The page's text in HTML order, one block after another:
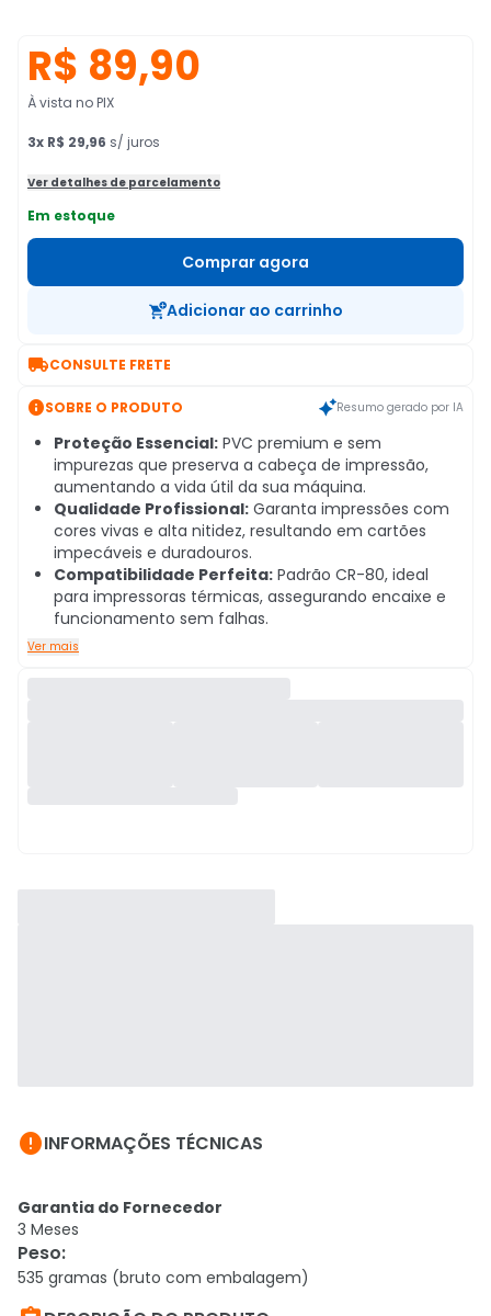
R$ 89,90
À vista no PIX
3x R$ 29,96 s/ juros
Ver detalhes de parcelamento
Em estoque
Comprar agora
Adicionar ao carrinho
CONSULTE FRETE
SOBRE O PRODUTO Resumo gerado por IA
Proteção Essencial: PVC premium e sem
impurezas que preserva a cabeça de impressão,
aumentando a vida útil da sua máquina.
Qualidade Profissional: Garanta impressões com
cores vivas e alta nitidez, resultando em cartões
impecáveis e duradouros.
Compatibilidade Perfeita: Padrão CR-80, ideal
para impressoras térmicas, assegurando encaixe e
funcionamento sem falhas.
Ver mais
INFORMAÇÕES TÉCNICAS
Garantia do Fornecedor
3 Meses
Peso:
535 gramas (bruto com embalagem)